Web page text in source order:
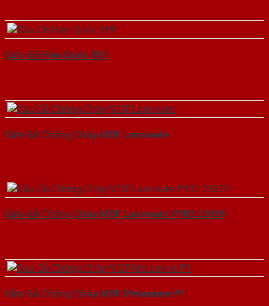
Cửa Gỗ Hàn Quốc 019
Cửa Gỗ Chống Cháy MDF Laminate
Cửa Gỗ Chống Cháy MDF Laminate P1R2 23029
Cửa Gỗ Chống Cháy MDF Melamine P1